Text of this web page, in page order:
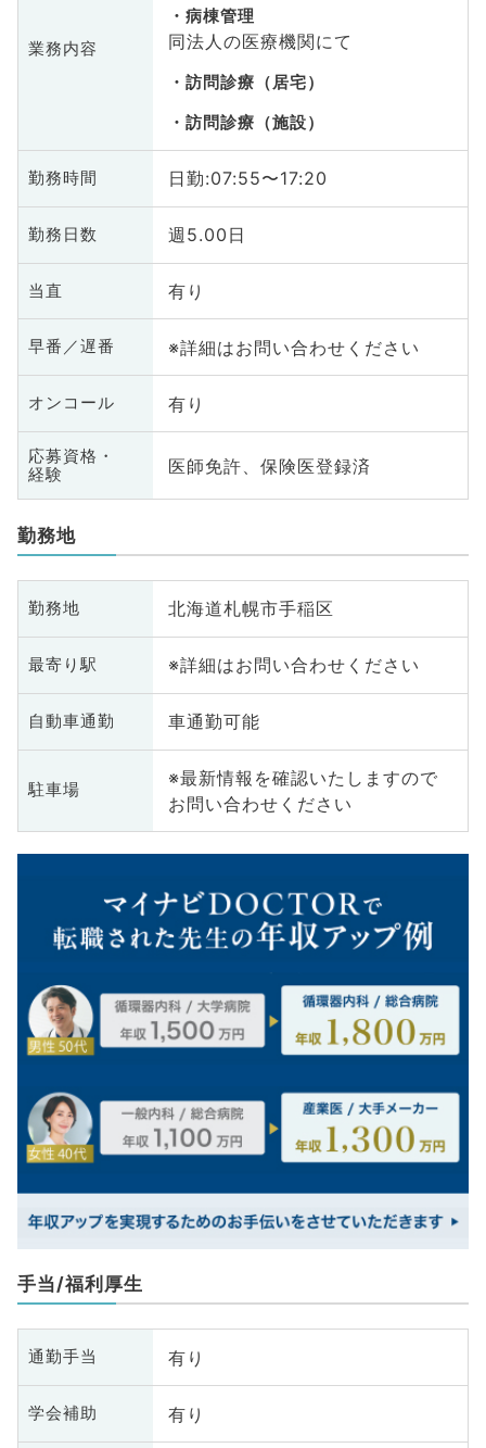
業務内容
病棟管理
同法人の医療機関にて
訪問診療（居宅）
訪問診療（施設）
勤務時間 日勤:07:55〜17:20
勤務日数 週5.00日
当直 有り
早番／遅番 ※詳細はお問い合わせください
オンコール 有り
応募資格・
経験
医師免許、保険医登録済
勤務地
勤務地 北海道札幌市手稲区
最寄り駅 ※詳細はお問い合わせください
自動車通勤 車通勤可能
駐車場
※最新情報を確認いたしますので
お問い合わせください
手当/福利厚生
通勤手当 有り
学会補助 有り